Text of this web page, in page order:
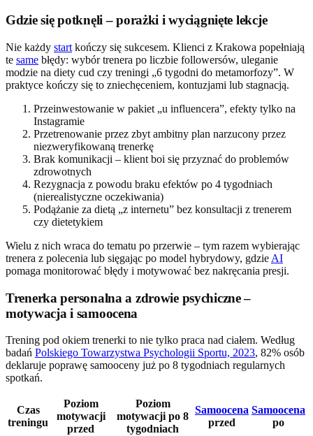
Gdzie się potknęli – porażki i wyciągnięte lekcje
Nie każdy start kończy się sukcesem. Klienci z Krakowa popełniają
te same błędy: wybór trenera po liczbie followersów, uleganie
modzie na diety cud czy treningi „6 tygodni do metamorfozy”. W
praktyce kończy się to zniechęceniem, kontuzjami lub stagnacją.
Przeinwestowanie w pakiet „u influencera”, efekty tylko na
Instagramie
Przetrenowanie przez zbyt ambitny plan narzucony przez
niezweryfikowaną trenerkę
Brak komunikacji – klient boi się przyznać do problemów
zdrowotnych
Rezygnacja z powodu braku efektów po 4 tygodniach
(nierealistyczne oczekiwania)
Podążanie za dietą „z internetu” bez konsultacji z trenerem
czy dietetykiem
Wielu z nich wraca do tematu po przerwie – tym razem wybierając
trenera z polecenia lub sięgając po model hybrydowy, gdzie AI
pomaga monitorować błędy i motywować bez nakręcania presji.
Trenerka personalna a zdrowie psychiczne –
motywacja i samoocena
Trening pod okiem trenerki to nie tylko praca nad ciałem. Według
badań Polskiego Towarzystwa Psychologii Sportu, 2023, 82% osób
deklaruje poprawę samooceny już po 8 tygodniach regularnych
spotkań.
Czas
treningu
Poziom
motywacji
przed
Poziom
motywacji po 8
tygodniach
Samoocena
przed
Samoocena
po